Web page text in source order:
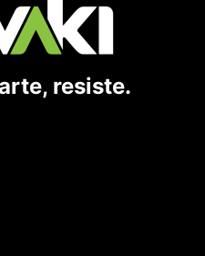
resiste.